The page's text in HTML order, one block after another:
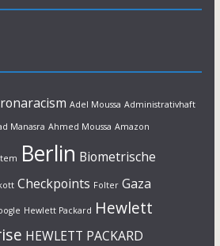
Adel Moussa Administrativhaft
Manasra Ahmed Moussa Amazon
Berlin Biometrische
Checkpoints Folter Gaza
Hewlett Packard Hewlett
HEWLETT PACKARD